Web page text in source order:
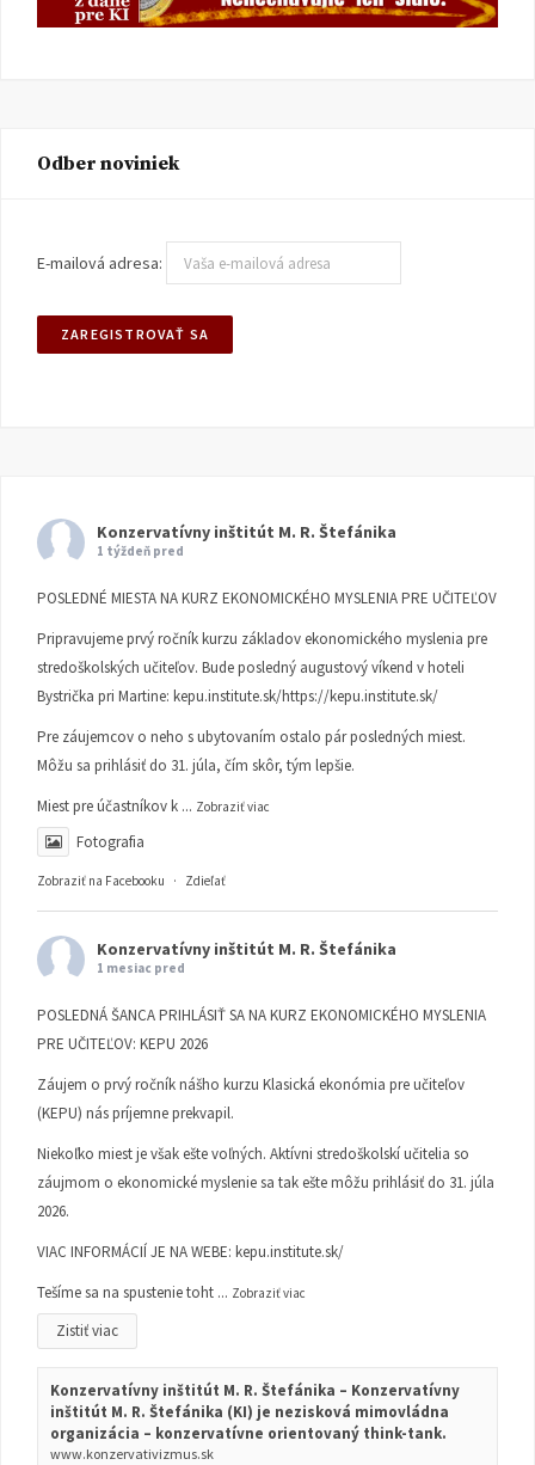
Odber noviniek
E-mailová adresa:
Konzervatívny inštitút M. R. Štefánika
1 týždeň pred
POSLEDNÉ MIESTA NA KURZ EKONOMICKÉHO MYSLENIA PRE UČITEĽOV
Pripravujeme prvý ročník kurzu základov ekonomického myslenia pre
stredoškolských učiteľov. Bude posledný augustový víkend v hoteli
Bystrička pri Martine: kepu.institute.sk/https://kepu.institute.sk/
Pre záujemcov o neho s ubytovaním ostalo pár posledných miest.
Môžu sa prihlásiť do 31. júla, čím skôr, tým lepšie.
Miest pre účastníkov k ... Zobraziť viac
Fotografia
Zobraziť na Facebooku · Zdieľať
Konzervatívny inštitút M. R. Štefánika
1 mesiac pred
POSLEDNÁ ŠANCA PRIHLÁSIŤ SA NA KURZ EKONOMICKÉHO MYSLENIA
PRE UČITEĽOV: KEPU 2026
Záujem o prvý ročník nášho kurzu Klasická ekonómia pre učiteľov
(KEPU) nás príjemne prekvapil.
Niekoľko miest je však ešte voľných. Aktívni stredoškolskí učitelia so
záujmom o ekonomické myslenie sa tak ešte môžu prihlásiť do 31. júla
2026.
VIAC INFORMÁCIÍ JE NA WEBE: kepu.institute.sk/
Tešíme sa na spustenie toht ... Zobraziť viac
Zistiť viac
Konzervatívny inštitút M. R. Štefánika – Konzervatívny
inštitút M. R. Štefánika (KI) je nezisková mimovládna
organizácia – konzervatívne orientovaný think-tank.
www.konzervativizmus.sk